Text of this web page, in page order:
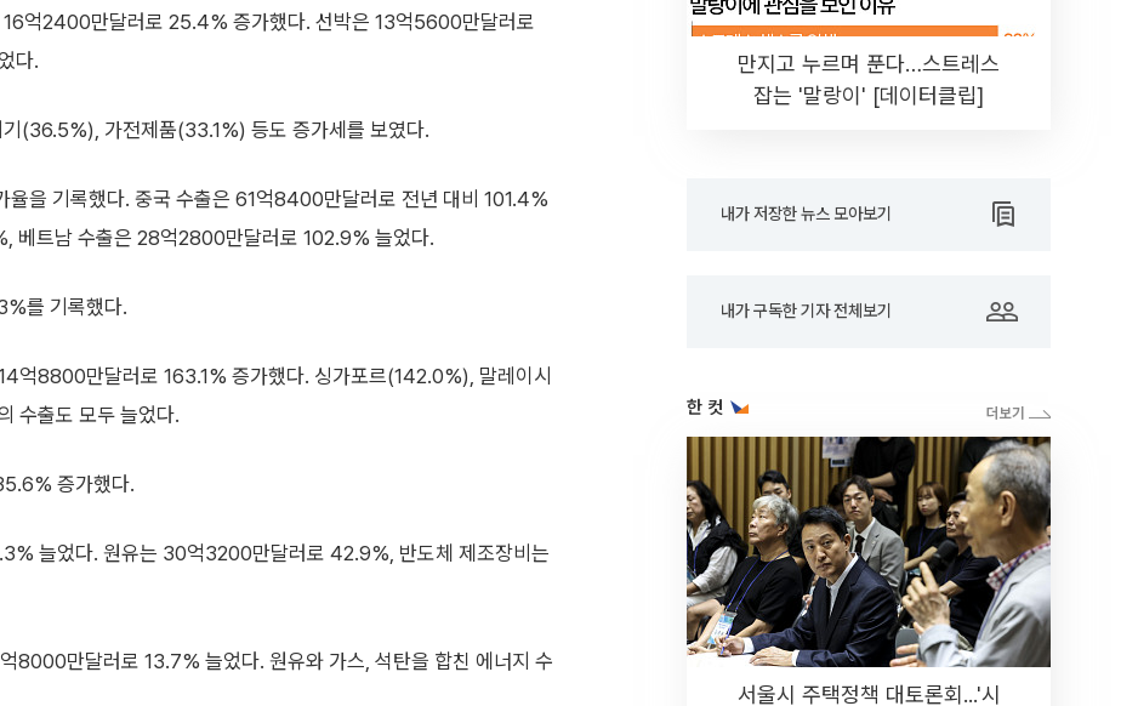
억2400만달러로 25.4% 증가했다. 선박은 13억5600만달러로
다.
(36.5%), 가전제품(33.1%) 등도 증가세를 보였다.
율을 기록했다. 중국 수출은 61억8400만달러로 전년 대비 101.4%
트남 수출은 28억2800만달러로 102.9% 늘었다.
를 기록했다.
억8800만달러로 163.1% 증가했다. 싱가포르(142.0%), 말레이시
수출도 모두 늘었다.
증가했다.
늘었다. 원유는 30억3200만달러로 42.9%, 반도체 제조장비는
8000만달러로 13.7% 늘었다. 원유와 가스, 석탄을 합친 에너지 수
만지고 누르며 푼다…스트레스
잡는 '말랑이' [데이터클립]
내가 저장한 뉴스 모아보기
내가 구독한 기자 전체보기
한 컷
서울시 주택정책 대토론회...'시